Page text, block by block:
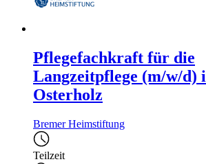
Pflegefachkraft für die
Langzeitpflege (m/w/d)
Osterholz
Bremer Heimstiftung
Teilzeit